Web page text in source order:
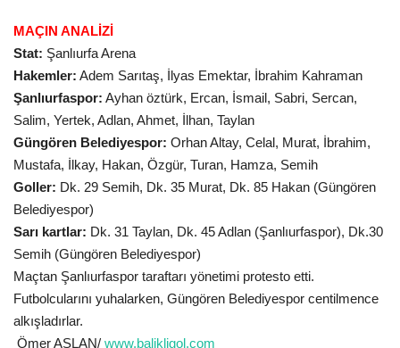
Gündem
Tekno Bilim
Ekonomi
Galeriler
Siyaset
Künye
Yaşam
MAÇIN ANALİZİ
Stat: Şanlıurfa Arena
Hakemler: Adem Sarıtaş, İlyas Emektar, İbrahim Kahraman
Şanlıurfaspor: Ayhan öztürk, Ercan, İsmail, Sabri, Sercan,
Salim, Yertek, Adlan, Ahmet, İlhan, Taylan
Güngören Belediyespor: Orhan Altay, Celal, Murat, İbrahim,
Mustafa, İlkay, Hakan, Özgür, Turan, Hamza, Semih
Goller: Dk. 29 Semih, Dk. 35 Murat, Dk. 85 Hakan (Güngören
Belediyespor)
Sarı kartlar: Dk. 31 Taylan, Dk. 45 Adlan (Şanlıurfaspor), Dk.30
Semih (Güngören Belediyespor)
Maçtan Şanlıurfaspor taraftarı yönetimi protesto etti.
Futbolcularını yuhalarken, Güngören Belediyespor centilmence
alkışladırlar.
Ömer ASLAN/ www.balikligol.com